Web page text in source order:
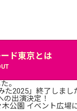
ド東京とは
ございました
。
た2025」終了しま
の出演決定！
公園 イベント広場